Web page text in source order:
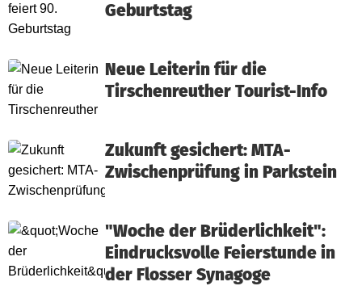
Geburtstag
Neue Leiterin für die
Tirschenreuther Tourist-Info
Zukunft gesichert: MTA-
Zwischenprüfung in Parkstein
"Woche der Brüderlichkeit":
Eindrucksvolle Feierstunde in
der Flosser Synagoge